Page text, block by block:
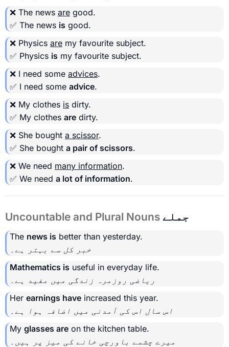
❌ The news are good.
✅ The news is good.
❌ Physics are my favourite subject.
✅ Physics is my favourite subject.
❌ I need some advices.
✅ I need some advice.
❌ My clothes is dirty.
✅ My clothes are dirty.
❌ She bought a scissor.
✅ She bought a pair of scissors.
❌ We need many information.
✅ We need a lot of information.
Uncountable and Plural Nouns جملے
The news is better than yesterday.
خبر کل سے بہتر ہے۔
Mathematics is useful in everyday life.
ریاضی روزمرہ زندگی میں مفید ہے۔
Her earnings have increased this year.
اس سال اس کی آمدنی میں اضافہ ہوا ہے۔
My glasses are on the kitchen table.
میرے چشمے باورچی خانے کی میز پر ہیں۔